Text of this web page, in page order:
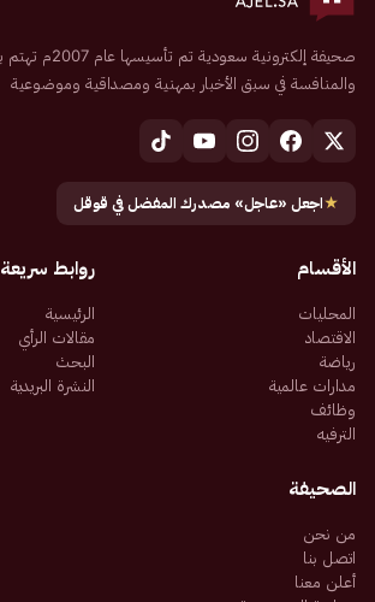
صحيفة إلكترونية
والمنافسة في سبق الأخبار بمهنية ومصداقية وموضوعية
★اجعل «عاجل» مصدرك المفضل في قوقل
الأقسام
المحليات
الاقتصاد
رياضة
مدارات عالمية
وظائف
الترفيه
روابط سريعة
الرئيسية
مقالات الرأي
البحث
النشرة البريدية
الصحيفة
من نحن
اتصل بنا
أعلن معنا